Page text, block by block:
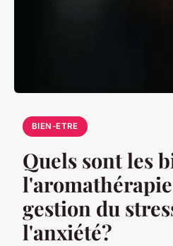
BIEN-ETRE
Quels sont les
gestion du
l'anxiété?